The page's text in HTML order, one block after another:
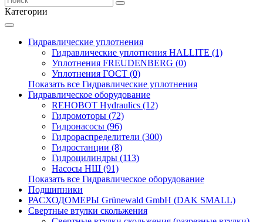
Категории
Гидравлические уплотнения
Гидравлические уплотнения HALLITE (1)
Уплотнения FREUDENBERG (0)
Уплотнения ГОСТ (0)
Показать все Гидравлические уплотнения
Гидравлическое оборудование
REHOBOT Hydraulics (12)
Гидромоторы (72)
Гидронасосы (96)
Гидрораспределители (300)
Гидростанции (8)
Гидроцилиндры (113)
Насосы НШ (91)
Показать все Гидравлическое оборудование
Подшипники
РАСХОДОМЕРЫ Grünewald GmbH (DAK SMALL)
Свертные втулки скольжения